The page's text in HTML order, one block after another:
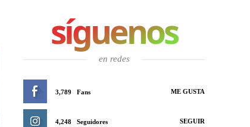
síguenos
en redes
3,789 Fans ME GUSTA
4,248 Seguidores SEGUIR